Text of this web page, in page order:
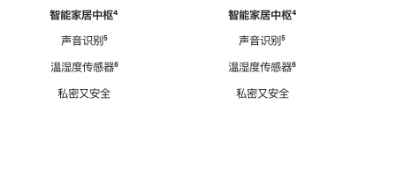
智能家居中枢脚
⁴
声音识别脚
⁵
温湿度传感器脚
⁶
私密又安全
智能家居中枢脚
⁴
声音识别脚
⁵
温湿度传感器脚
⁶
私密又安全